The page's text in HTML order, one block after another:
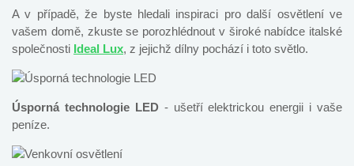
A v případě, že byste hledali inspiraci pro další osvětlení ve
vašem domě, zkuste se porozhlédnout v široké nabídce italské
společnosti Ideal Lux, z jejichž dílny pochází i toto světlo.
Úsporná technologie LED- ušetří elektrickou energii i vaše
peníze.